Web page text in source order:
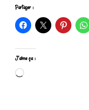
Partager :
J’aime ça :